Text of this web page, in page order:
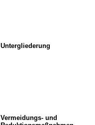
Untergliederung
Vermeidungs- und